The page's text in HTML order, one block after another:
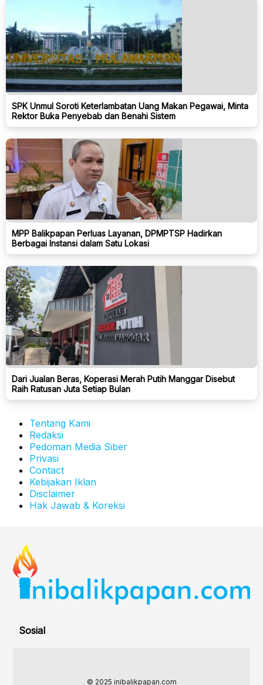
SPK Unmul Soroti Keterlambatan Uang Makan Pegawai, Minta
Rektor Buka Penyebab dan Benahi Sistem
MPP Balikpapan Perluas Layanan, DPMPTSP Hadirkan
Berbagai Instansi dalam Satu Lokasi
Dari Jualan Beras, Koperasi Merah Putih Manggar Disebut
Raih Ratusan Juta Setiap Bulan
Tentang Kami
Redaksi
Pedoman Media Siber
Privasi
Contact
Kebijakan Iklan
Disclaimer
Hak Jawab & Koreksi
Sosial
© 2025 inibalikpapan.com